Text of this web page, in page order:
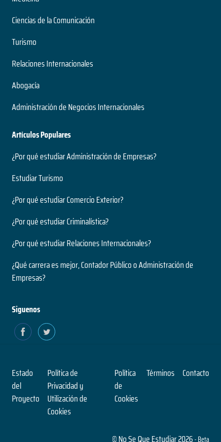
Presencial
Modalidad
Ingeniería Civil Acústica
5 años
Duración
Grado
Nivel
Modalidad
Ingeniería Civil Electrónica
Duración
Nivel
Modalidad
Ingeniería Civil en Informática
Duración
Grado
Nivel
Ingeniería Civil en Obras Civiles
2 años
Duración
Magíster
Nivel
Presencial
Modalidad
Medio Ambiente y Bioseguridad
Duración
Nivel
Modalidad
Duración
Nivel
Presencial
Paleontología
2 años
Magíster
Nivel
Presencial
Modalidad
Pensamiento Contemporáneo
Ciencias de la Comunicación
Turismo
Relaciones Internacionales
Abogacía
Administración de Negocios Internacionales
Artículos Populares
¿Por qué estudiar Administración de Empresas?
Estudiar Turismo
¿Por qué estudiar Comercio Exterior?
¿Por qué estudiar Criminalística?
¿Por qué estudiar Relaciones Internacionales?
¿Qué carrera es mejor, Contador Público o Administración de
Empresas?
Siguenos
Estado
del
Proyecto
Política de
Privacidad y
Utilización de
Cookies
Política
de
Cookies
Términos Contacto
© No Se Que Estudiar 2026- Beta